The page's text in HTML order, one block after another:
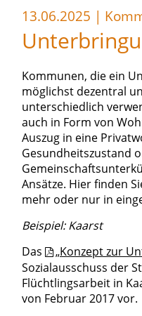
13.06.2025 |
Kommunen, die ein
möglichst dezentral
unterschiedlich
auch in Form von
Auszug in eine
Gesundheitszustand
Ansätze. Hier finden
mehr oder nur in
Beispiel: Kaarst
Das
„Konzept zur
Sozialausschuss der
Flüchtlingsarbeit in
von Februar 2017 vor.